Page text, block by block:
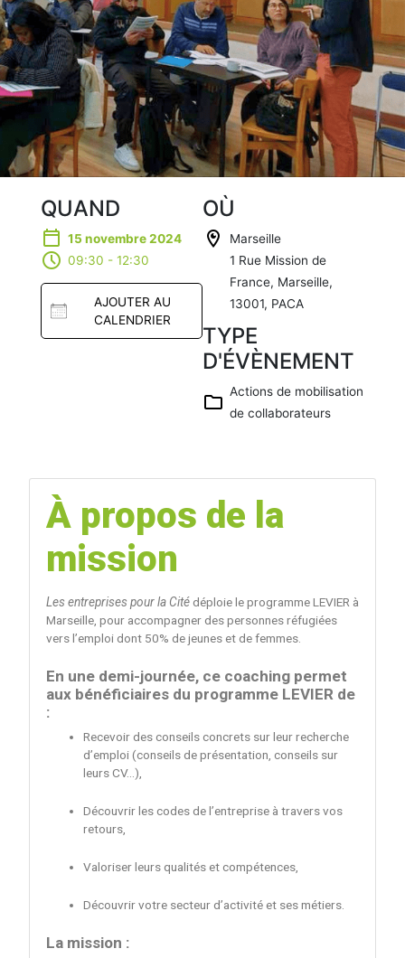
QUAND
15 novembre 2024
09:30 - 12:30
AJOUTER AU
CALENDRIER
Office 365
Outlook
Live
OÙ
Marseille
1 Rue Mission de
France, Marseille,
13001, PACA
TYPE
D'ÉVÈNEMENT
Actions de mobilisation
de collaborateurs
À propos de la
mission
Les entreprises pour la Citédéploie le programme LEVIER à
Marseille, pour accompagner des personnes réfugiées
vers l’emploi dont 50% de jeunes et de femmes.
En une demi-journée, ce coaching permet
aux bénéficiaires du programme LEVIER de
:
Recevoir des conseils concrets sur leur recherche
d’emploi (conseils de présentation, conseils sur
leurs CV…),
Découvrir les codes de l’entreprise à travers vos
retours,
Valoriser leurs qualités et compétences,
Découvrir votre secteur d’activité et ses métiers.
La mission :